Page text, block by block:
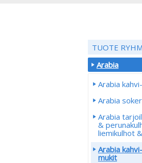
TUOTE
Arabia
Arabia
Arabia
Arabia
&
liemikulhot
Arabia
mukit